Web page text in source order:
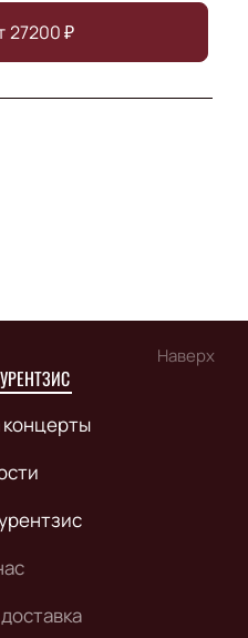
27200₽
Наверх